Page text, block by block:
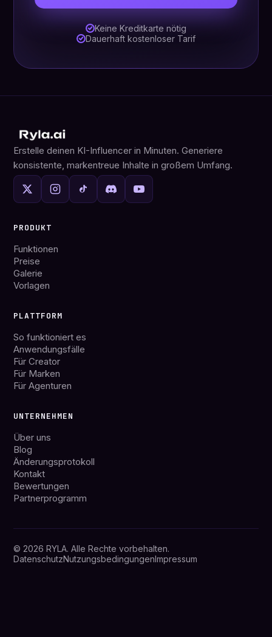
Keine Kreditkarte nötig
Dauerhaft kostenloser Tarif
Erstelle deinen KI-Influencer in Minuten. Generiere
konsistente, markentreue Inhalte in großem Umfang.
PRODUKT
Funktionen
Preise
Galerie
Vorlagen
PLATTFORM
So funktioniert es
Anwendungsfälle
Für Creator
Für Marken
Für Agenturen
UNTERNEHMEN
Über uns
Blog
Änderungsprotokoll
Kontakt
Bewertungen
Partnerprogramm
© 2026 RYLA. Alle Rechte vorbehalten.
DatenschutzNutzungsbedingungenImpressum